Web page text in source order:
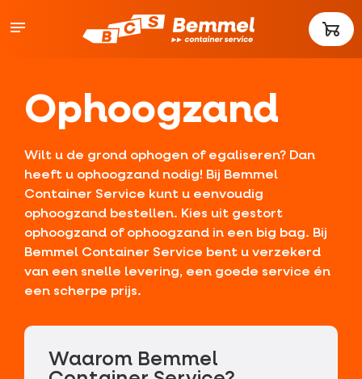
Ophoogzand
Wilt u de grond ophogen of egaliseren? Dan
heeft u ophoogzand nodig! Bij Bemmel
Container Service kunt u eenvoudig
ophoogzand bestellen. Kies uit gestort
ophoogzand of ophoogzand in een big bag. Bij
Bemmel Container Service bent u verzekerd
van een snelle levering, een goede service én
een scherpe prijs.
Waarom Bemmel